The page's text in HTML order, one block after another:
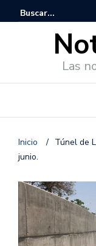
Las
Inicio / Túnel de
junio.